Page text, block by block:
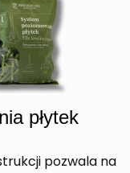
płytek
pozwala na